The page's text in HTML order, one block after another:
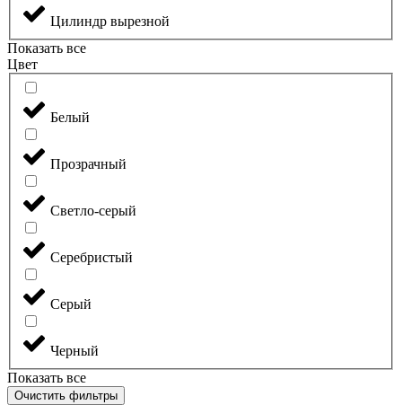
Цилиндр вырезной
Показать все
Цвет
Белый
Прозрачный
Светло-серый
Серебристый
Серый
Черный
Показать все
Очистить фильтры